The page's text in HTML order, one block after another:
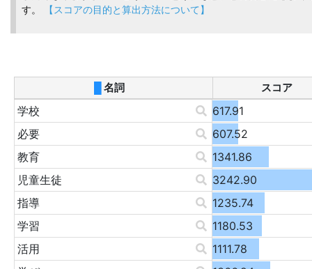
す。
【スコアの目的と算出方法について】
名詞 スコア
学校
617.91
必要
607.52
教育
1341.86
児童生徒
3242.90
指導
1235.74
学習
1180.53
活用
1111.78